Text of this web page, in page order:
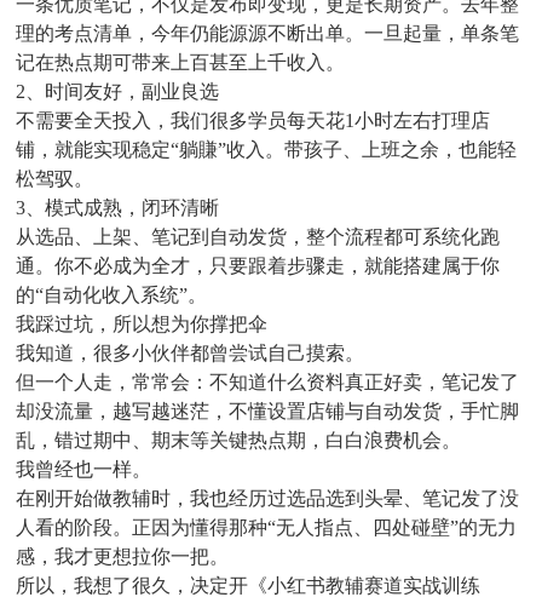
一条优质笔记，不仅是发布即变现，更是长期资产。去年整
理的考点清单，今年仍能源源不断出单。一旦起量，单条笔
记在热点期可带来上百甚至上千收入。
2、时间友好，副业良选
不需要全天投入，我们很多学员每天花1小时左右打理店
铺，就能实现稳定“躺賺”收入。带孩子、上班之余，也能轻
松驾驭。
3、模式成熟，闭环清晰
从选品、上架、笔记到自动发货，整个流程都可系统化跑
通。你不必成为全才，只要跟着步骤走，就能搭建属于你
的“自动化收入系统”。
我踩过坑，所以想为你撑把伞
我知道，很多小伙伴都曾尝试自己摸索。
但一个人走，常常会：不知道什么资料真正好卖，笔记发了
却没流量，越写越迷茫，不懂设置店铺与自动发货，手忙脚
乱，错过期中、期末等关键热点期，白白浪费机会。
我曾经也一样。
在刚开始做教辅时，我也经历过选品选到头晕、笔记发了没
人看的阶段。正因为懂得那种“无人指点、四处碰壁”的无力
感，我才更想拉你一把。
所以，我想了很久，决定开《小红书教辅赛道实战训练